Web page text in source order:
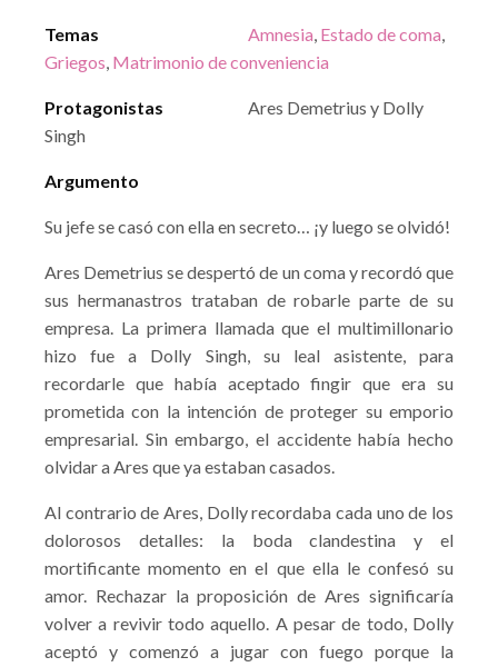
Temas Amnesia, Estado de coma,
Griegos, Matrimonio de conveniencia
Protagonistas
Ares Demetrius y Dolly
Singh
Argumento
Su jefe se casó con ella en secreto… ¡y luego se olvidó!
Ares Demetrius se despertó de un coma y recordó que
sus hermanastros trataban de robarle parte de su
empresa. La primera llamada que el multimillonario
hizo fue a Dolly Singh, su leal asistente, para
recordarle que había aceptado fingir que era su
prometida con la intención de proteger su emporio
empresarial. Sin embargo, el accidente había hecho
olvidar a Ares que ya estaban casados.
Al contrario de Ares, Dolly recordaba cada uno de los
dolorosos detalles: la boda clandestina y el
mortificante momento en el que ella le confesó su
amor. Rechazar la proposición de Ares significaría
volver a revivir todo aquello. A pesar de todo, Dolly
aceptó y comenzó a jugar con fuego porque la